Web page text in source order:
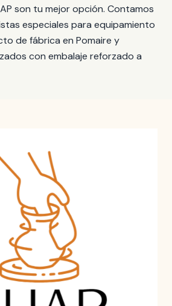
son tu mejor opción. Contamos
especiales para equipamiento
de fábrica en Pomaire y
con embalaje reforzado a